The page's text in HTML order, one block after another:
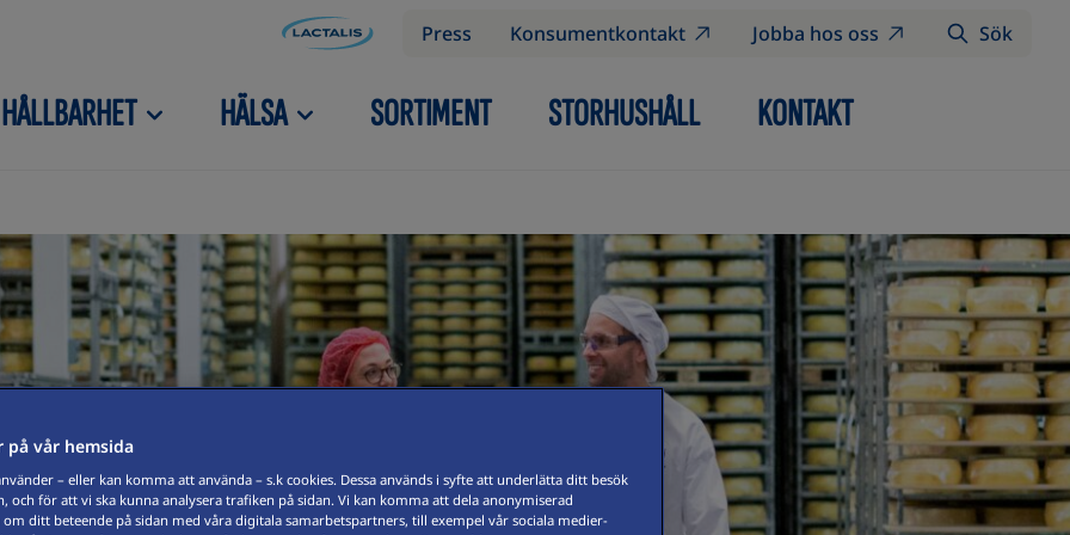
Press Konsumentkontakt Jobba hos oss Sök
HÅLLBARHET HÄLSA SORTIMENT STORHUSHÅLL KONTAKT
på vår hemsida
– eller kan komma att använda – s.k cookies. Dessa används i syfte att underlätta ditt besök
och för att vi ska kunna analysera trafiken på sidan. Vi kan komma att dela anonymiserad
ditt beteende på sidan med våra digitala samarbetspartners, till exempel vår sociala medier-